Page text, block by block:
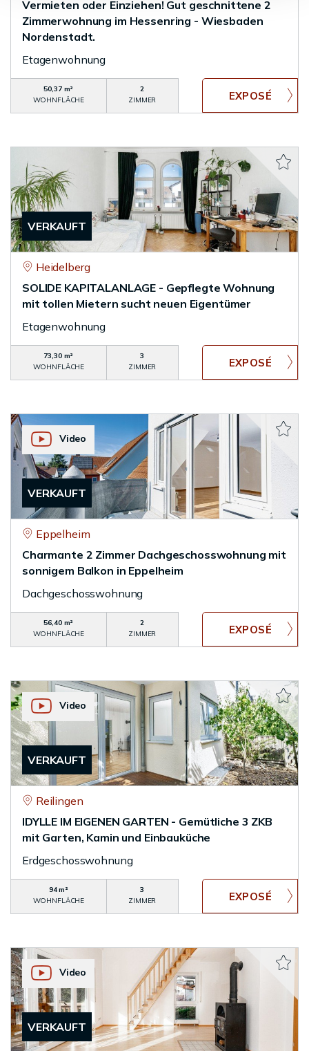
Vermieten oder Einziehen! Gut geschnittene 2
Zimmerwohnung im Hessenring - Wiesbaden
Nordenstadt.
Etagenwohnung
50,37 m²
WOHNFLÄCHE
2
ZIMMER
VERKAUFT
Heidelberg
SOLIDE KAPITALANLAGE - Gepflegte Wohnung
mit tollen Mietern sucht neuen Eigentümer
Etagenwohnung
73,30 m²
WOHNFLÄCHE
3
ZIMMER
VERKAUFT
Video
Eppelheim
Charmante 2 Zimmer Dachgeschosswohnung mit
sonnigem Balkon in Eppelheim
Dachgeschosswohnung
56,40 m²
WOHNFLÄCHE
2
ZIMMER
VERKAUFT
Video
Reilingen
IDYLLE IM EIGENEN GARTEN - Gemütliche 3 ZKB
mit Garten, Kamin und Einbauküche
Erdgeschosswohnung
94 m²
WOHNFLÄCHE
3
ZIMMER
VERKAUFT
Video